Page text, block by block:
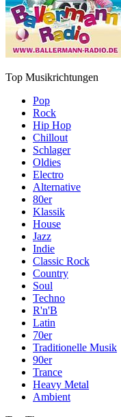
Top Musikrichtungen
Pop
Rock
Hip Hop
Chillout
Schlager
Oldies
Electro
Alternative
80er
Klassik
House
Jazz
Indie
Classic Rock
Country
Soul
Techno
R'n'B
Latin
70er
Traditionelle Musik
90er
Trance
Heavy Metal
Ambient